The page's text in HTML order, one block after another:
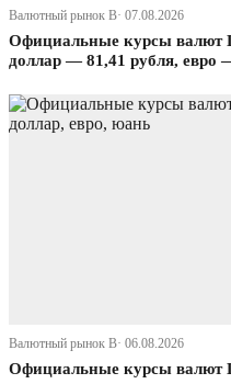
Валютный рынок В· 07.08.2026
Официальные курсы валют
доллар — 81,41 рубля, евро
Валютный рынок В· 06.08.2026
Официальные курсы валют